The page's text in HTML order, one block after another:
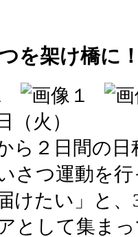
を架け橋に
（火）
ら２日間の日
さつ運動を
けたい」と
として集ま